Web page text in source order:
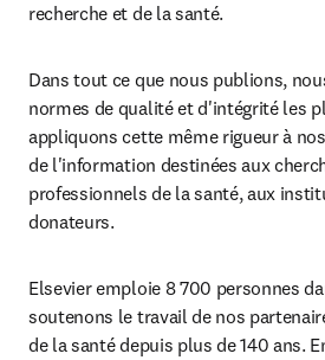
recherche et de la santé.
Dans tout ce que nous publions,
normes de qualité et d'intégrité les
appliquons cette même rigueur à
de l'information destinées aux
professionnels de la santé, aux
donateurs.
Elsevier emploie 8 700 personnes
soutenons le travail de nos
de la santé depuis plus de 140 ans.